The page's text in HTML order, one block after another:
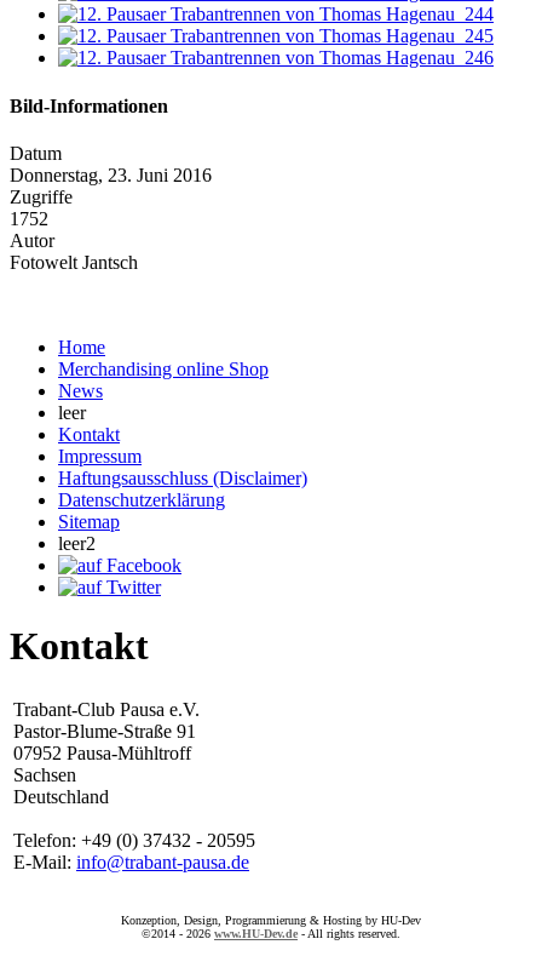
Bild-Informationen
Datum
Donnerstag, 23. Juni 2016
Zugriffe
1752
Autor
Fotowelt Jantsch
Home
Merchandising online Shop
News
leer
Kontakt
Impressum
Haftungsausschluss (Disclaimer)
Datenschutzerklärung
Sitemap
leer2
Kontakt
Trabant-Club Pausa e.V.
Pastor-Blume-Straße 91
07952 Pausa-Mühltroff
Sachsen
Deutschland
Telefon: +49 (0) 37432 - 20595
E-Mail: info@trabant-pausa.de
Konzeption, Design, Programmierung & Hosting by HU-Dev
©2014 - 2026 www.HU-Dev.de - All rights reserved.